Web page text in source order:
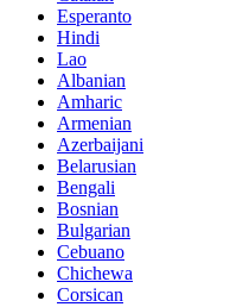
Esperanto
Hindi
Lao
Albanian
Amharic
Armenian
Azerbaijani
Belarusian
Bengali
Bosnian
Bulgarian
Cebuano
Chichewa
Corsican